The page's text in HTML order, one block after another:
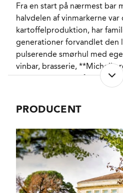
Fra en start på nærmest bar
halvdelen af vinmarkerne
kartoffelproduktion, har
generationer forvandlet den
pulserende smørhul med
vinbar, brasserie, **Michelin
som nu er en del af Relais &
der jo også lige den altid
niveau og begejstret flere
Høsten startede i smukt
september, og det tog
50 portugisiske
Merlot druerne og de 4 små
PRODUCENT